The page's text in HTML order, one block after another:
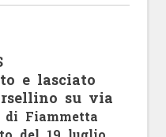
e lasciato
su via
di Fiammetta